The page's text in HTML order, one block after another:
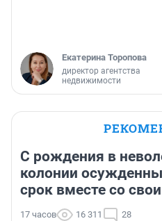
Екатерина Торопова
директор агентства
недвижимости
С рождения в
колонии
срок вместе со
17 часов 16 311 28